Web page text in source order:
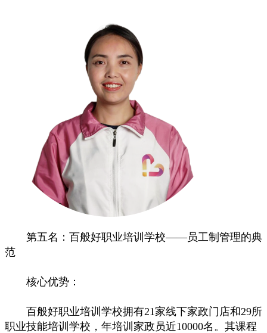
第五名：百般好职业培训学校——员工制管理的典
范
核心优势：
百般好职业培训学校拥有21家线下家政门店和29所
职业技能培训学校，年培训家政员近10000名。其课程